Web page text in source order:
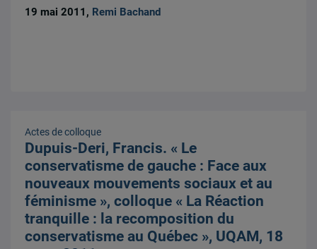
19 mai 2011, Remi Bachand
Actes de colloque
Dupuis-Deri, Francis. « Le
conservatisme de gauche : Face aux
nouveaux mouvements sociaux et au
féminisme », colloque « La Réaction
tranquille : la recomposition du
conservatisme au Québec », UQAM, 18